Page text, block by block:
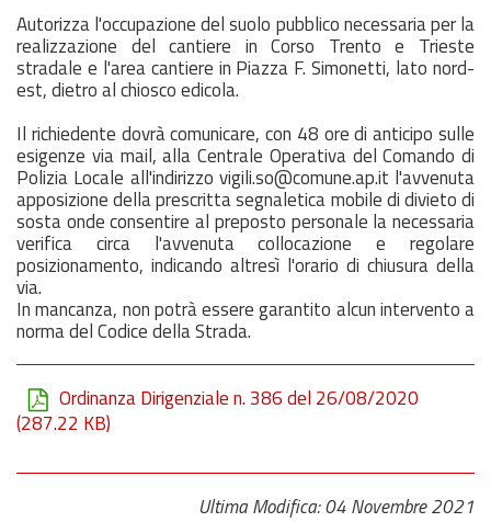
Autorizza l'occupazione del suolo pubblico necessaria per la
realizzazione del cantiere in Corso Trento e Trieste
stradale e l'area cantiere in Piazza F. Simonetti, lato nord-
est, dietro al chiosco edicola.
Il richiedente dovrà comunicare, con 48 ore di anticipo sulle
esigenze via mail, alla Centrale Operativa del Comando di
Polizia Locale all'indirizzo vigili.so@comune.ap.it l'avvenuta
apposizione della prescritta segnaletica mobile di divieto di
sosta onde consentire al preposto personale la necessaria
verifica circa l'avvenuta collocazione e regolare
posizionamento, indicando altresì l'orario di chiusura della
via.
In mancanza, non potrà essere garantito alcun intervento a
norma del Codice della Strada.
Ordinanza Dirigenziale n. 386 del 26/08/2020
(287.22 KB)
Ultima Modifica: 04 Novembre 2021